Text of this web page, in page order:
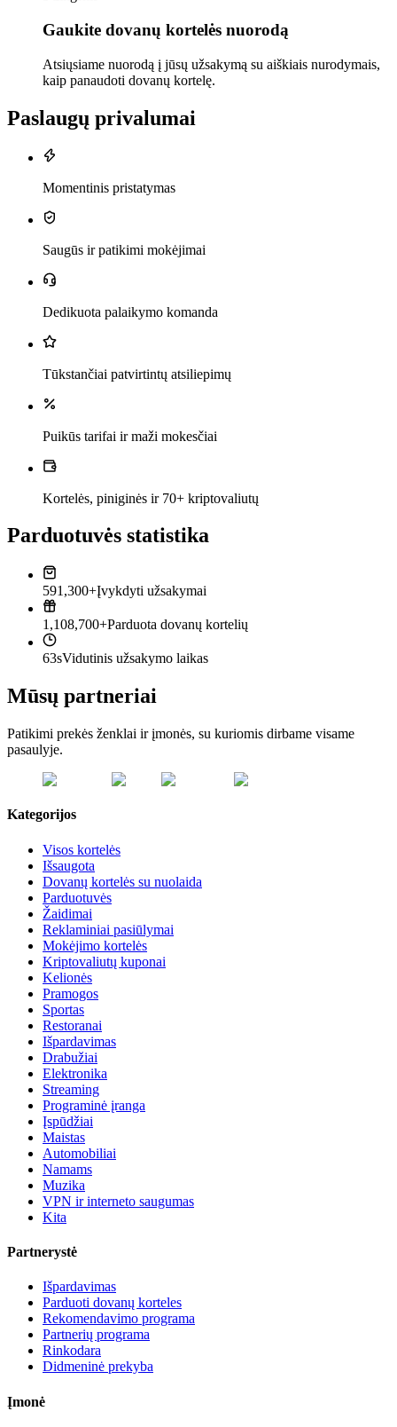
Gaukite dovanų kortelės nuorodą
Atsiųsiame nuorodą į jūsų užsakymą su aiškiais nurodymais,
kaip panaudoti dovanų kortelę.
Paslaugų privalumai
Momentinis pristatymas
Saugūs ir patikimi mokėjimai
Dedikuota palaikymo komanda
Tūkstančiai patvirtintų atsiliepimų
Puikūs tarifai ir maži mokesčiai
Kortelės, piniginės ir 70+ kriptovaliutų
Parduotuvės statistika
591,300+Įvykdyti užsakymai
1,108,700+Parduota dovanų kortelių
63sVidutinis užsakymo laikas
Mūsų partneriai
Patikimi prekės ženklai ir įmonės, su kuriomis dirbame visame
pasaulyje.
Kategorijos
Visos kortelės
Išsaugota
Dovanų kortelės su nuolaida
Parduotuvės
Žaidimai
Reklaminiai pasiūlymai
Mokėjimo kortelės
Kriptovaliutų kuponai
Kelionės
Pramogos
Sportas
Restoranai
Išpardavimas
Drabužiai
Elektronika
Streaming
Programinė įranga
Įspūdžiai
Maistas
Automobiliai
Namams
Muzika
VPN ir interneto saugumas
Kita
Partnerystė
Išpardavimas
Parduoti dovanų korteles
Rekomendavimo programa
Partnerių programa
Rinkodara
Didmeninė prekyba
Įmonė